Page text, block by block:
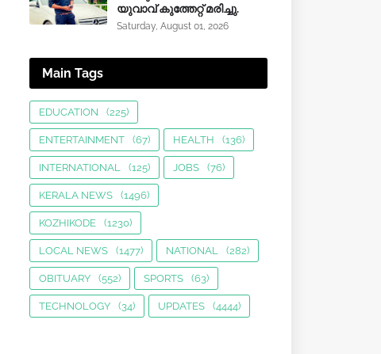
യുവാവ് കുത്തേറ്റ് മരിച്ചു.
Saturday, August 01, 2026
Main Tags
EDUCATION (225)
ENTERTAINMENT (67) HEALTH (136)
INTERNATIONAL (125) JOBS (76)
KERALA NEWS (1496)
KOZHIKODE (1230)
LOCAL NEWS (1477) NATIONAL (282)
OBITUARY (552) SPORTS (63)
TECHNOLOGY (34) UPDATES (4444)